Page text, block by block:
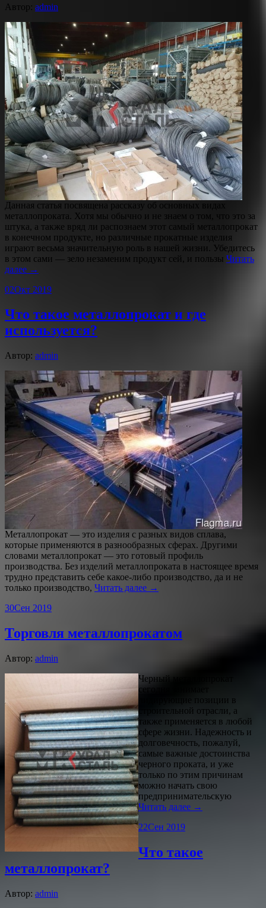
Автор: admin
Данная статья посвящена рассказу об основных видах
металлопроката. Хотя мы обычно и не знаем о том, что это за
штука, а также вряд ли распознаем этот самый металлопрокат
в конечном продукте, но различные прокатные изделия
играют весьма значительную роль в нашей жизни. Убедитесь
в этом сами — зело незаменим продукт сей, и пользы Читать
далее →
02Окт 2019
Что такое металлопрокат и где
используется?
Автор: admin
Металлопрокат — это изделия с разных видов сплава,
которые применяются в разнообразных сферах. Другими
словами металлопрокат — это готовый профиль
производства. Без изделий металлопроката в настоящее время
трудно представить себе какое-либо производство, да и не
только производство, Читать далее →
30Сен 2019
Торговля металлопрокатом
Автор: admin
Черный металлопрокат
сегодня занимает
лидирующие позиции в
строительной отрасли, а
также применяется в любой
сфере жизни. Надежность и
долговечность, пожалуй,
самые важные достоинства
черного проката, и уже
только по этим причинам
можно начать свою
предпринимательскую
Читать далее →
22Сен 2019
Что такое
металлопрокат?
Автор: admin